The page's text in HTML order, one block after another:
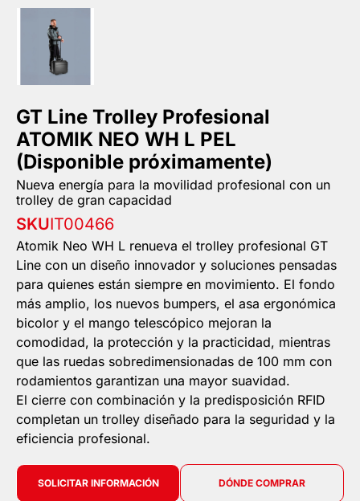
GT Line Trolley Profesional
ATOMIK NEO WH L PEL
(Disponible próximamente)
Nueva energía para la movilidad profesional con un
trolley de gran capacidad
SKUIT00466
Atomik Neo WH L renueva el trolley profesional GT
Line con un diseño innovador y soluciones pensadas
para quienes están siempre en movimiento. El fondo
más amplio, los nuevos bumpers, el asa ergonómica
bicolor y el mango telescópico mejoran la
comodidad, la protección y la practicidad, mientras
que las ruedas sobredimensionadas de 100 mm con
rodamientos garantizan una mayor suavidad.
El cierre con combinación y la predisposición RFID
completan un trolley diseñado para la seguridad y la
eficiencia profesional.
SOLICITAR INFORMACIÓN DÓNDE COMPRAR